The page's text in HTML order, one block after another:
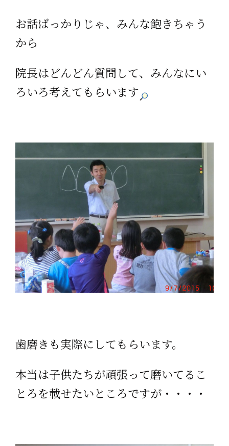
お話ばっかりじゃ、みんな飽きちゃう
から
院長はどんどん質問して、みんなにい
ろいろ考えてもらいます
歯磨きも実際にしてもらいます。
本当は子供たちが頑張って磨いてるこ
とろを載せたいところですが・・・・